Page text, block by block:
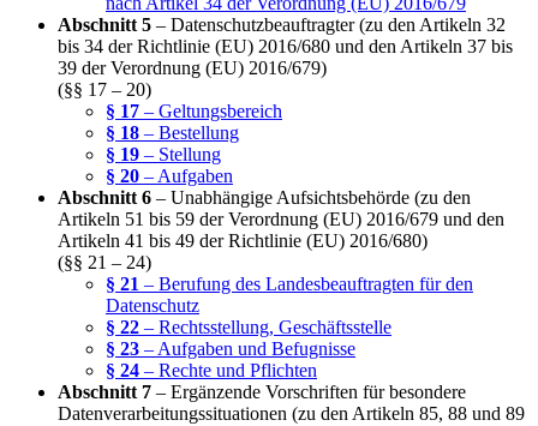
Abschnitt 5 – Datenschutzbeauftragter (zu den Artikeln 32
bis 34 der Richtlinie (EU) 2016/680 und den Artikeln 37 bis
39 der Verordnung (EU) 2016/679)
(§§ 17 – 20)
§ 17 – Geltungsbereich
§ 18 – Bestellung
§ 19 – Stellung
§ 20 – Aufgaben
Abschnitt 6 – Unabhängige Aufsichtsbehörde (zu den
Artikeln 51 bis 59 der Verordnung (EU) 2016/679 und den
Artikeln 41 bis 49 der Richtlinie (EU) 2016/680)
(§§ 21 – 24)
§ 21 – Berufung des Landesbeauftragten für den
Datenschutz
§ 22 – Rechtsstellung, Geschäftsstelle
§ 23 – Aufgaben und Befugnisse
§ 24 – Rechte und Pflichten
Abschnitt 7 – Ergänzende Vorschriften für besondere
Datenverarbeitungssituationen (zu den Artikeln 85, 88 und 89